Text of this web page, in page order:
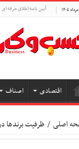
آیین نامه اخلاق حرفه ای
اقتصادی اصناف
اصلی / ظرفیت برندها